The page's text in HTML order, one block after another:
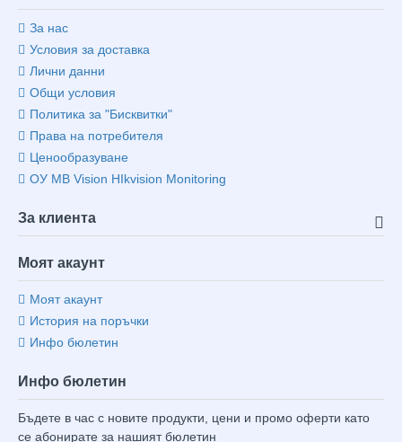
За нас
Условия за доставка
Лични данни
Общи условия
Политика за "Бисквитки"
Права на потребителя
Ценообразуване
ОУ MB Vision HIkvision Monitoring
За клиента
Моят акаунт
Моят акаунт
История на поръчки
Инфо бюлетин
Инфо бюлетин
Бъдете в час с новите продукти, цени и промо оферти като
се абонирате за нашият бюлетин